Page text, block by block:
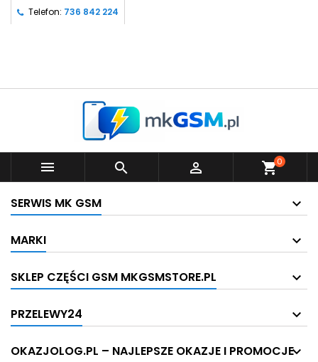
Telefon: 736 842 224
   shopping_cart0
SERWIS MK GSM
MARKI
SKLEP CZĘŚCI GSM MKGSMSTORE.PL
PRZELEWY24
OKAZJOLOG.PL – NAJLEPSZE OKAZJE I PROMOCJE